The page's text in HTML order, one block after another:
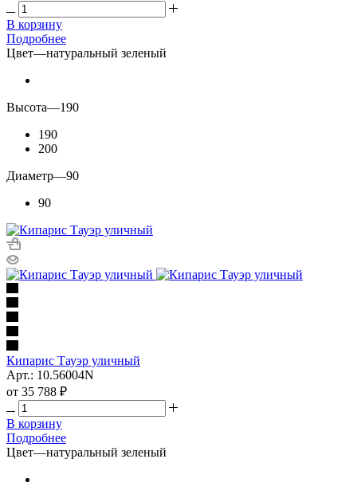
В корзину
Подробнее
Цвет—натуральный зеленый
Высота—190
190
200
Диаметр—90
90
Кипарис Тауэр уличный
Арт.: 10.56004N
от 35 788 ₽
В корзину
Подробнее
Цвет—натуральный зеленый